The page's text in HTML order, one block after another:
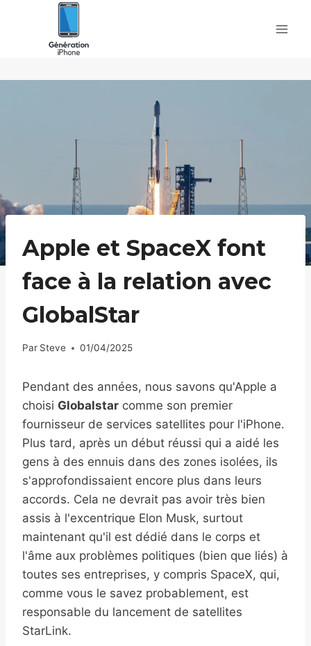
Apple et SpaceX font
face à la relation avec
GlobalStar
Par Steve 01/04/2025
Pendant des années, nous savons qu'Apple a
choisi Globalstar comme son premier
fournisseur de services satellites pour l'iPhone.
Plus tard, après un début réussi qui a aidé les
gens à des ennuis dans des zones isolées, ils
s'approfondissaient encore plus dans leurs
accords. Cela ne devrait pas avoir très bien
assis à l'excentrique Elon Musk, surtout
maintenant qu'il est dédié dans le corps et
l'âme aux problèmes politiques (bien que liés) à
toutes ses entreprises, y compris SpaceX, qui,
comme vous le savez probablement, est
responsable du lancement de satellites
StarLink.